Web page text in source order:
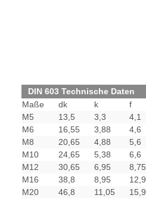
DIN 603 Technische Daten
Maße
dk k f
M5
13,5 3,3 4,1
M6
16,55 3,88 4,6
M8
20,65 4,88 5,6
M10
24,65 5,38 6,6
M12
30,65 6,95 8,75
M16
38,8 8,95 12,9
M20
46,8 11,05 15,9